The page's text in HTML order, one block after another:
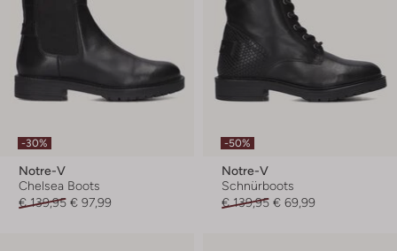
-30%
Notre-V
Chelsea Boots
€ 139,95 € 97,99
-50%
Notre-V
Schnürboots
€ 139,95 € 69,99